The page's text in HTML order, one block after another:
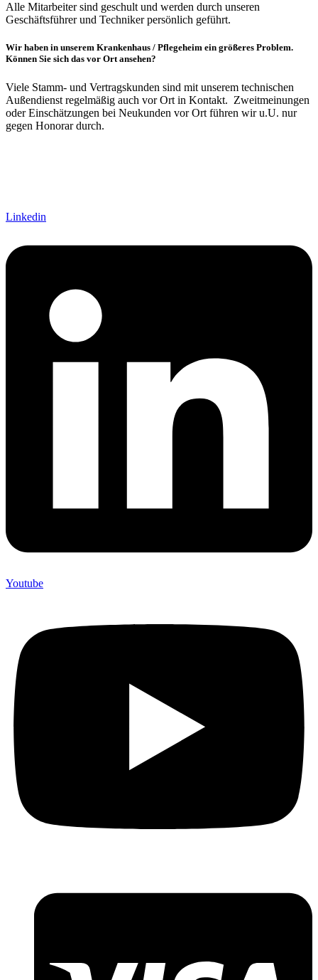
Alle Mitarbeiter sind geschult und werden durch unseren
Geschäftsführer und Techniker persönlich geführt.
Wir haben in unserem Krankenhaus / Pflegeheim ein größeres Problem.
Können Sie sich das vor Ort ansehen?
Viele Stamm- und Vertragskunden sind mit unserem technischen
Außendienst regelmäßig auch vor Ort in Kontakt. Zweitmeinungen
oder Einschätzungen bei Neukunden vor Ort führen wir u.U. nur
gegen Honorar durch.
Linkedin
Youtube